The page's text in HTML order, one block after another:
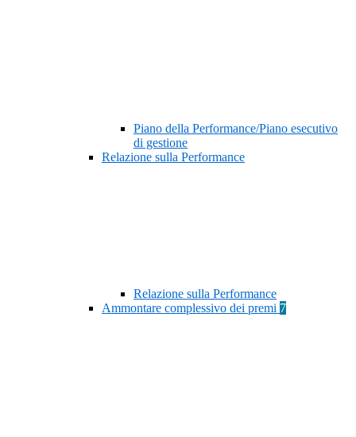
Piano della Performance/Piano esecutivo
di gestione
Relazione sulla Performance
Relazione sulla Performance
Ammontare complessivo dei premi 7